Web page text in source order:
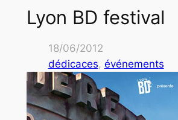
Lyon BD festival
18/06/2012
dédicaces, événements